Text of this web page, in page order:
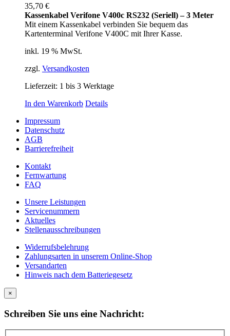
35,70 €
Kassenkabel Verifone V400c RS232 (Seriell) – 3 Meter
Mit einem Kassenkabel verbinden Sie bequem das
Kartenterminal Verifone V400C mit Ihrer Kasse.
inkl. 19 % MwSt.
zzgl. Versandkosten
Lieferzeit: 1 bis 3 Werktage
In den Warenkorb Details
Impressum
Datenschutz
AGB
Barrierefreiheit
Kontakt
Fernwartung
FAQ
Unsere Leistungen
Servicenummern
Aktuelles
Stellenausschreibungen
Widerrufsbelehrung
Zahlungsarten in unserem Online-Shop
Versandarten
Hinweis nach dem Batteriegesetz
×
Schreiben Sie uns eine Nachricht: